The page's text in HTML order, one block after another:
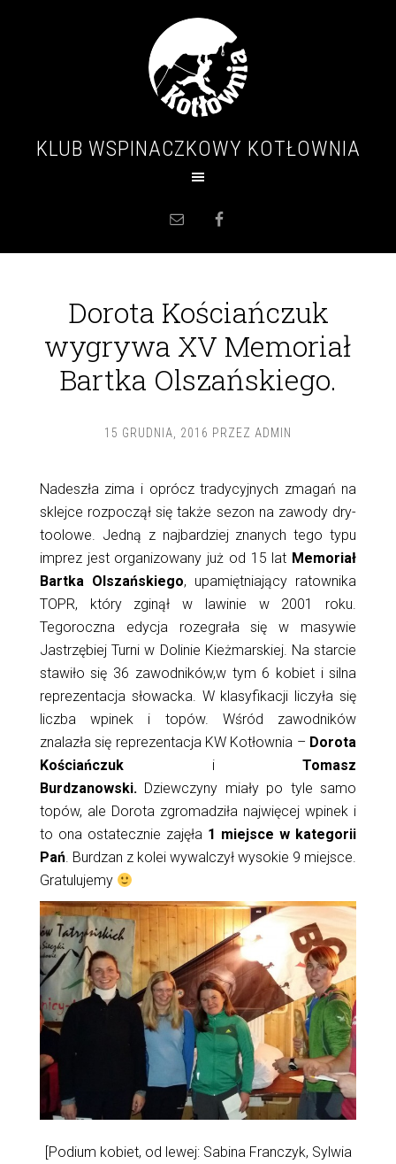
KLUB WSPINACZKOWY KOTŁOWNIA
Dorota Kościańczuk
wygrywa XV Memoriał
Bartka Olszańskiego.
15 GRUDNIA, 2016 PRZEZ ADMIN
Nadeszła zima i oprócz tradycyjnych zmagań na
sklejce rozpoczął się także sezon na zawody dry-
toolowe. Jedną z najbardziej znanych tego typu
imprez jest organizowany już od 15 lat Memoriał
Bartka Olszańskiego, upamiętniający ratownika
TOPR, który zginął w lawinie w 2001 roku.
Tegoroczna edycja rozegrała się w masywie
Jastrzębiej Turni w Dolinie Kieżmarskiej. Na starcie
stawiło się 36 zawodników,w tym 6 kobiet i silna
reprezentacja słowacka. W klasyfikacji liczyła się
liczba wpinek i topów. Wśród zawodników
znalazła się reprezentacja KW Kotłownia – Dorota
Kościańczuk iTomasz
Burdzanowski.Dziewczyny miały po tyle samo
topów, ale Dorota zgromadziła najwięcej wpinek i
to ona ostatecznie zajęła 1 miejsce w kategorii
Pań. Burdzan z kolei wywalczył wysokie 9 miejsce.
Gratulujemy
[Podium kobiet, od lewej: Sabina Franczyk, Sylwia